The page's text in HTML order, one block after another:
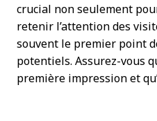
crucial non seulement
retenir l’attention des
souvent le premier point
potentiels. Assurez-vous
première impression et